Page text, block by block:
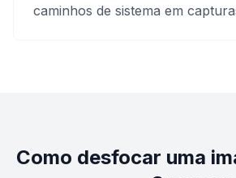
caminhos de sistema em
Como desfocar uma